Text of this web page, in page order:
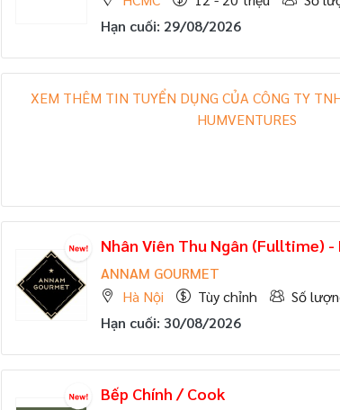
Hạn cuối: 29/08/2026
XEM THÊM TIN TUYỂN DỤNG CỦA CÔNG TY
HUMVENTURES
Nhân Viên Thu Ngân (Fulltime) -
ANNAM GOURMET
Hà Nội
Tùy chỉnh
Số
Hạn cuối: 30/08/2026
Bếp Chính / Cook